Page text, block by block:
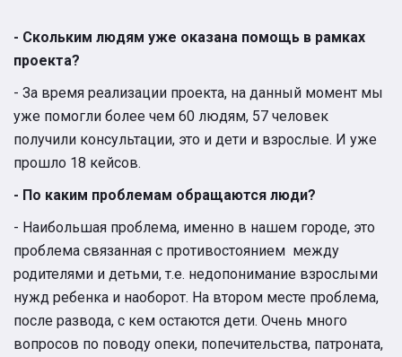
- Скольким людям уже оказана помощь в рамках
проекта?
- За время реализации проекта, на данный момент мы
уже помогли более чем 60 людям, 57 человек
получили консультации, это и дети и взрослые. И уже
прошло 18 кейсов.
- По каким проблемам обращаются люди?
- Наибольшая проблема, именно в нашем городе, это
проблема связанная с противостоянием между
родителями и детьми, т.е. недопонимание взрослыми
нужд ребенка и наоборот. На втором месте проблема,
после развода, с кем остаются дети. Очень много
вопросов по поводу опеки, попечительства, патроната,